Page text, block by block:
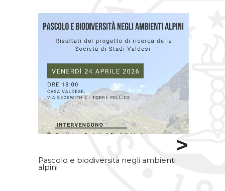
>
Pascolo e biodiversità negli ambienti
alpini